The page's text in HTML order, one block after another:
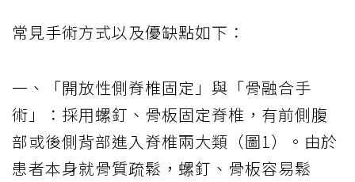
常見手術方式以及優缺點如下：
一、「開放性側脊椎固定」與「骨融合手
術」：採用螺釘、骨板固定脊椎，有前側腹
部或後側背部進入脊椎兩大類（圖1）。由於
患者本身就骨質疏鬆，螺釘、骨板容易鬆